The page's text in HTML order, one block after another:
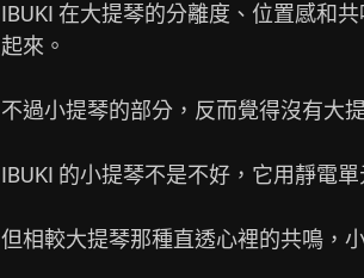
IBUKI 在大提琴的分離度、位置感和
起來。
不過小提琴的部分，反而覺得沒有大
IBUKI 的小提琴不是不好，它用靜電
但相較大提琴那種直透心裡的共鳴，